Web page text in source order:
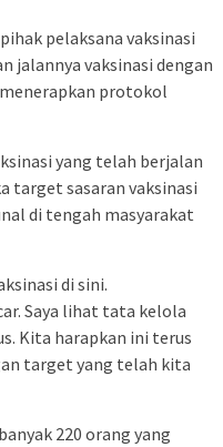
pelaksana vaksinasi
jalannya vaksinasi dengan
protokol
yang telah berjalan
target sasaran vaksinasi
di tengah masyarakat
di sini.
Saya lihat tata kelola
Kita harapkan ini terus
target yang telah kita
220 orang yang